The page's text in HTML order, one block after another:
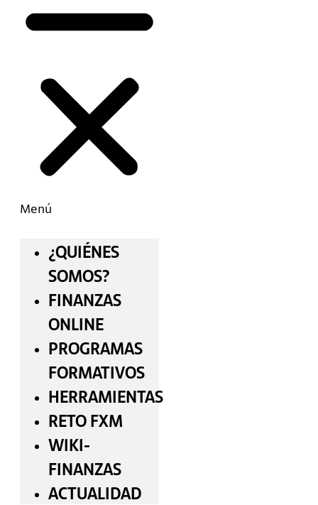
Menú
¿QUIÉNES
SOMOS?
FINANZAS
ONLINE
PROGRAMAS
FORMATIVOS
HERRAMIENTAS
RETO FXM
WIKI-
FINANZAS
ACTUALIDAD